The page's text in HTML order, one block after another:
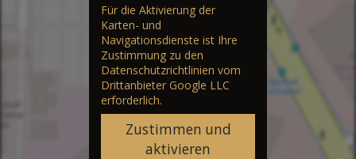
Für die Aktivierung der
Karten- und
Navigationsdienste ist Ihre
Zustimmung zu den
Datenschutzrichtlinien vom
Drittanbieter Google LLC
erforderlich.
Zustimmen und
aktivieren